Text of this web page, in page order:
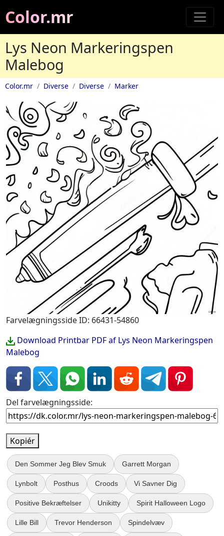
Color.mr
Lys Neon Markeringspen
Malebog
Color.mr Diverse Diverse Marker
Farvelægningsside ID: 66431-54860
Download Printbar PDF af Lys Neon Markeringspen
Malebog
Del farvelægningsside:
Kopiér
Den Sommer Jeg Blev Smuk Garrett Morgan
Lynbolt Posthus Croods Vi Savner Dig
Positive Bekræftelser Unikitty Spirit Halloween Logo
Lille Bill Trevor Henderson Spindelvæv